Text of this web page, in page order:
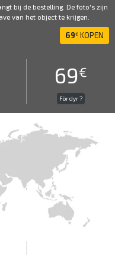
bij de bestelling. De foto's zijn
van het object te krijgen.
69€ KOPEN
69€
För dyr ?